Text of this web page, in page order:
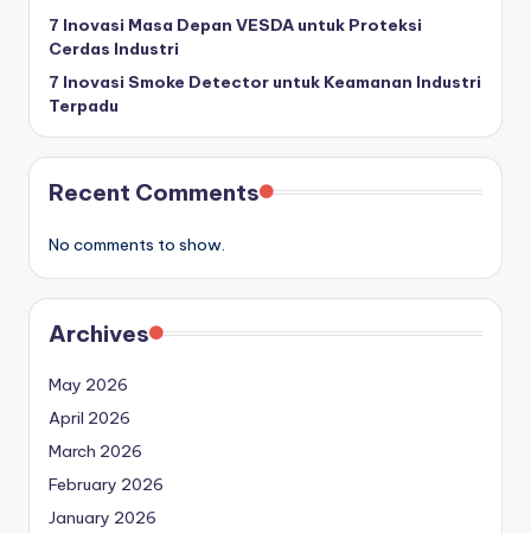
7 Inovasi Masa Depan VESDA untuk Proteksi
Cerdas Industri
7 Inovasi Smoke Detector untuk Keamanan Industri
Terpadu
Recent Comments
No comments to show.
Archives
May 2026
April 2026
March 2026
February 2026
January 2026